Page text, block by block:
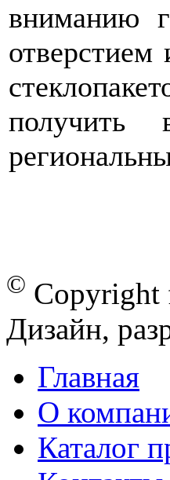
отверстием
получить
© Copyright
Дизайн,
Главная
О
Каталог